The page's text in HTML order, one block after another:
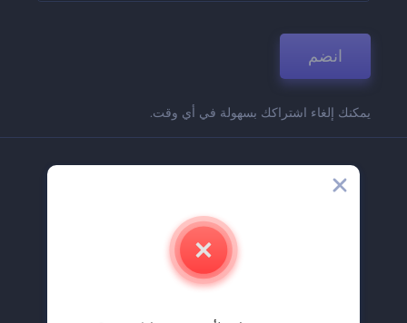
انضم
يمكنك إلغاء اشتراكك بسهولة في أي وقت.
اتصل بنا
وظائف